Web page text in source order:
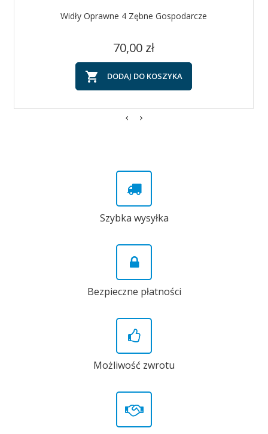
Widły Oprawne 4 Zębne Gospodarcze
Cena
70,00 zł
 DODAJ DO KOSZYKA
Szybka wysyłka
Bezpieczne płatności
Możliwość zwrotu